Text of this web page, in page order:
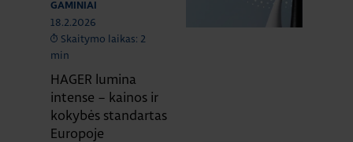
GAMINIAI
18.2.2026
Skaitymo laikas: 2
min
HAGER lumina
intense – kainos ir
kokybės standartas
Europoje